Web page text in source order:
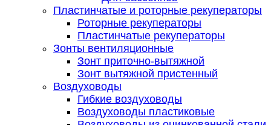
Пластинчатые и роторные рекуператоры
Роторные рекуператоры
Пластинчатые рекуператоры
Зонты вентиляционные
Зонт приточно-вытяжной
Зонт вытяжной пристенный
Воздуховоды
Гибкие воздуховоды
Воздуховоды пластиковые